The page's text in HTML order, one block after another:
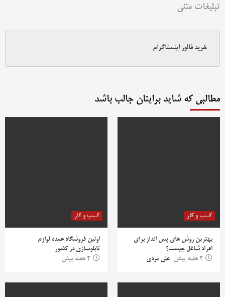
تبلیغات متنی
خرید فالور اینستاگرام
مطالبی که شاید برایتان جالب باشد
کسب و کار
بهترین روش‌ های پس‌ انداز برای
افراد شاغل چیست؟
2 هفته پیش
علی مردی
کسب و کار
اولین فروشگاه عمده لوازم
تابلوسازی در کشور
2 هفته پیش